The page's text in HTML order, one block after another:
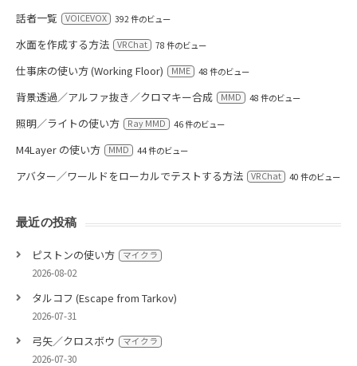
話者一覧 VOICEVOX 392 件のビュー
水面を作成する方法 VRChat 78 件のビュー
仕事床の使い方 (Working Floor) MME 48 件のビュー
背景透過／アルファ抜き／クロマキー合成 MMD 48 件のビュー
照明／ライトの使い方 Ray MMD 46 件のビュー
M4Layer の使い方 MMD 44 件のビュー
アバター／ワールドをローカルでテストする方法 VRChat 40 件のビュー
最近の投稿
ピストンの使い方 マイクラ
2026-08-02
タルコフ (Escape from Tarkov)
2026-07-31
弓矢／クロスボウ マイクラ
2026-07-30